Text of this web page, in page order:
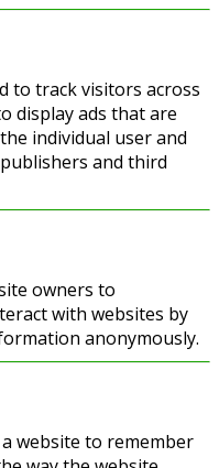
to track visitors across
display ads that are
individual user and
and third
owners to
with websites by
anonymously.
website to remember